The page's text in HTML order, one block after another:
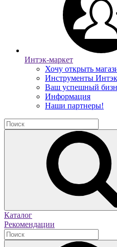
Интэк-маркет
Хочу открыть
Инструменты
Ваш успешный
Информация
Наши партнеры!
Каталог
Рекомендации